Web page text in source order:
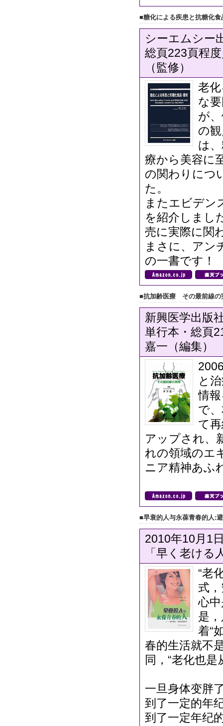
■糖化による疾患と抗糖化食
シーエムシー
総頁223頁程
（監修）
老
な
が
の
は
療から美容に
の関わりにつ
た。
またエビデン
を紹介しまし
売に実際に関
まさに、アン
の一書です！
■抗加齢医療 その最前線の
新興医学出版
単行本・総頁
嘉一（編集）
と
情
で
て
アップされ、
れの領域のエ
ニア精神あふ
■早衰的人与永葆青春的人:
2010年10月1
「早く老ける
“老
式
心
是
着“
春的生活就不
同，“老化也是
一旦身体变胖
到了一定的年
到了一定年纪